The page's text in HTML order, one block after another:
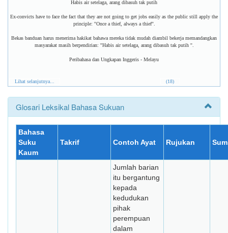
Habis air setelaga, arang dibasuh tak putih
Ex-convicts have to face the fact that they are not going to get jobs easily as the public still apply the
principle: ''Once a thief, always a thief''.
Bekas banduan harus menerima hakikat bahawa mereka tidak mudah diambil bekerja memandangkan
masyarakat masih berpendirian: ''Habis air setelaga, arang dibasuh tak putih ''.
Peribahasa dan Ungkapan Inggeris - Melayu
Lihat selanjutnya... (18)
Glosari Leksikal Bahasa Sukuan
Bahasa
Suku
Kaum
Takrif Contoh Ayat Rujukan
Jumlah barian
itu bergantung
kepada
kedudukan
pihak
perempuan
dalam